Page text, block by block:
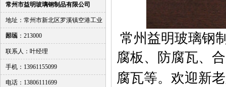
常州市益明玻璃钢制品有限公司
地址：常州市新北区罗溪镇空港工业
园区
邮编：213000
联系人：叶经理
手机：13961155099
电话：13806111699
常州益明玻璃钢
腐板、防腐瓦、
腐瓦等。欢迎新